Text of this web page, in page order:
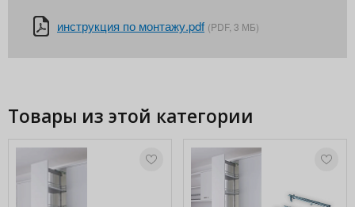
инструкция по монтажу.pdf (PDF, 3 МБ)
Товары из этой категории